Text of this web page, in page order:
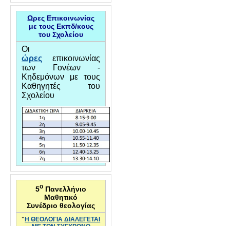
Ωρες Επικοινωνίας
με τους Εκπδ/κους
του Σχολείου
Οι
ώρες
επικοινωνίας
των Γονέων -
Κηδεμόνων με τους
Καθηγητές του
Σχολείου
5ο Πανελλήνιο
Μαθητικό
Συνέδριο θεολογίας
"Η ΘΕΟΛΟΓΙΑ ΔΙΑΛΕΓΕΤΑΙ